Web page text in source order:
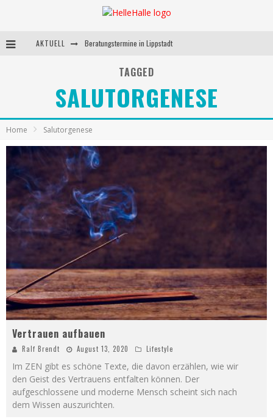
AKTUELL Beratungstermine in Lippstadt
Behandlungstermine in Lippstadt
Andrea Miorin-Bellermann
Kolumne-Ernährungsumstellung
TAGGED
SALUTORGENESE
Home Salutorgenese
Vertrauen aufbauen
Ralf Brendt August 13, 2020 Lifestyle
Im ZEN gibt es schöne Texte, die davon erzählen, wie wir
den Geist des Vertrauens entfalten können. Der
aufgeschlossene und moderne Mensch scheint sich nach
dem Wissen auszurichten.